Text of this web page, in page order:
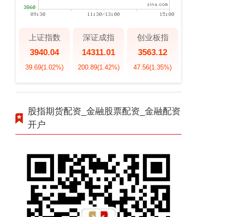
上证指数
3940.04
39.69(1.02%)
深证成指
14311.01
200.89(1.42%)
创业板指
3563.12
47.56(1.35%)
股指期货配资_金融股票配资_金融配资
开户